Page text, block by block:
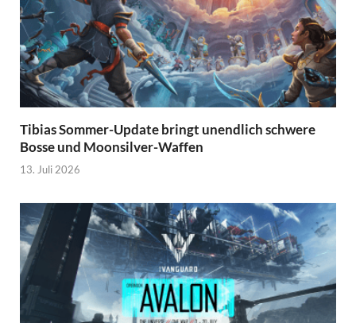
Tibias Sommer-Update bringt unendlich schwere
Bosse und Moonsilver-Waffen
13. Juli 2026